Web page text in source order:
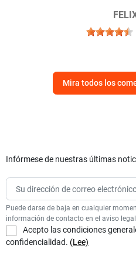
Mira todos los
Infórmese de nuestras últimas
Puede darse de baja en cualquier
información de contacto en el aviso
Acepto las condiciones
confidencialidad. (Lee)